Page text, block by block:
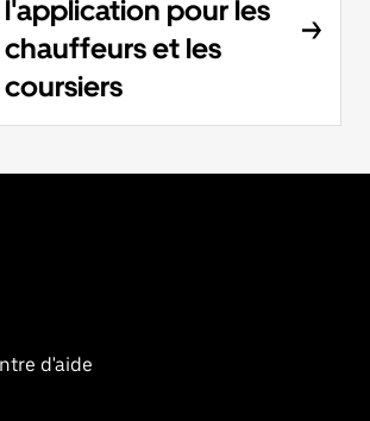
l'application pour les
chauffeurs et les
coursiers
d'aide